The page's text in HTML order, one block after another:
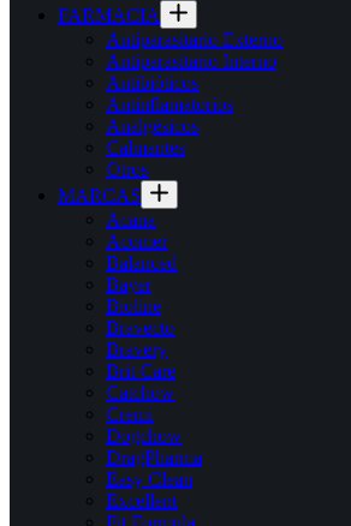
FARMACIA
Antiparasitario Externo
Antiparasitario Interno
Antibióticos
Antinflamatorios
Analgésicos
Calmantes
Otros
MARCAS
Acana
Acomer
Balanced
Bayer
Bioline
Bravecto
Bravery
Brit Care
Catchow
Cremi
Dogchow
DragPharma
Easy Clean
Excellent
Fit Formula